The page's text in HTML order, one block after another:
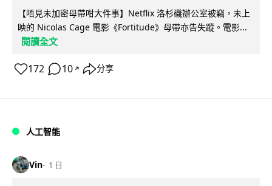
【唔見未加密母帶咁大件事】Netflix 洛杉磯辦公室被竊，未上
映的 Nicolas Cage 電影《Fortitude》母帶亦告失蹤。電影...
閱讀全文
172 10 ↗ 分享
人工智能
Vin 1 日